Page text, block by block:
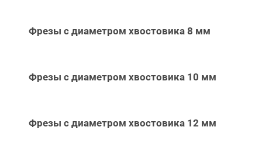
Фрезы с диаметром хвостовика 8 мм
Фрезы с диаметром хвостовика 10 мм
Фрезы с диаметром хвостовика 12 мм